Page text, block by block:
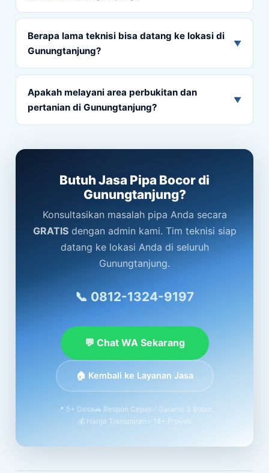
Berapa lama teknisi bisa datang ke lokasi di
Gunungtanjung?
▼
Apakah melayani area perbukitan dan
pertanian di Gunungtanjung?
▼
Butuh Jasa Pipa Bocor di
Gunungtanjung?
Konsultasikan masalah pipa Anda secara
GRATISdengan admin kami. Tim teknisi siap
datang ke lokasi Anda di seluruh
Gunungtanjung.
📞 0812-1324-9197
💬 Chat WA Sekarang
🏠 Kembali ke Layanan Jasa
📍 5+ Desa🚗 Respon Cepat ✅ Garansi 3 Bulan
💰 Harga Transparan⭐ 18+ Proyek